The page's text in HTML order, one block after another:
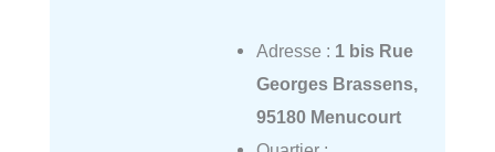
Adresse : 1 bis Rue
Georges Brassens,
95180 Menucourt